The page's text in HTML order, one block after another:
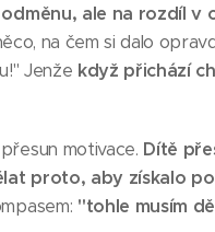
ale na rozdíl v
na čem si dalo
Jenže když přichází
motivace. Dítě
proto, aby získalo
"tohle musím